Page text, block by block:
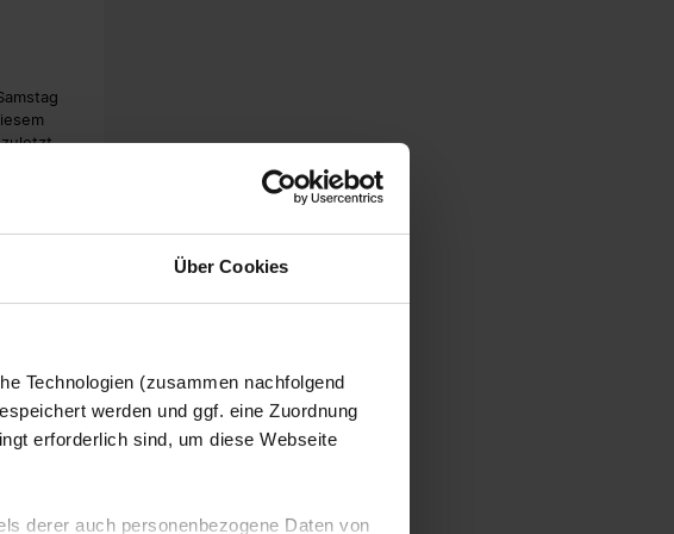
Über Cookies
Technologien (zusammen nachfolgend
werden und ggf. eine Zuordnung
erforderlich sind, um diese Webseite
derer auch personenbezogene Daten von
zuletzt
und
im
Tore
Wir
U17-